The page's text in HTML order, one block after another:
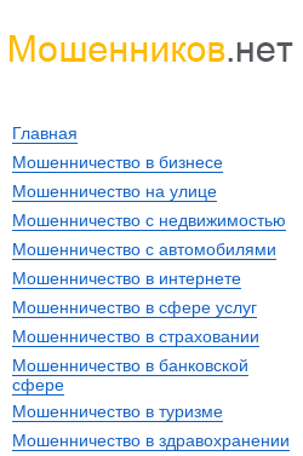
Главная
Мошенничество в бизнесе
Мошенничество на улице
Мошенничество с недвижимостью
Мошенничество с автомобилями
Мошенничество в интернете
Мошенничество в сфере услуг
Мошенничество в страховании
Мошенничество в банковской
сфере
Мошенничество в туризме
Мошенничество в здравохранении